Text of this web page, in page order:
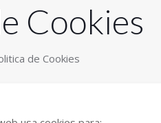
Cookies
de Cookies